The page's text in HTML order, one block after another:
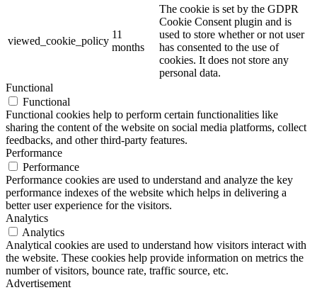
viewed_cookie_policy
11
months
The cookie is set by the GDPR
Cookie Consent plugin and is
used to store whether or not user
has consented to the use of
cookies. It does not store any
personal data.
Functional
Functional
Functional cookies help to perform certain functionalities like
sharing the content of the website on social media platforms, collect
feedbacks, and other third-party features.
Performance
Performance
Performance cookies are used to understand and analyze the key
performance indexes of the website which helps in delivering a
better user experience for the visitors.
Analytics
Analytics
Analytical cookies are used to understand how visitors interact with
the website. These cookies help provide information on metrics the
number of visitors, bounce rate, traffic source, etc.
Advertisement